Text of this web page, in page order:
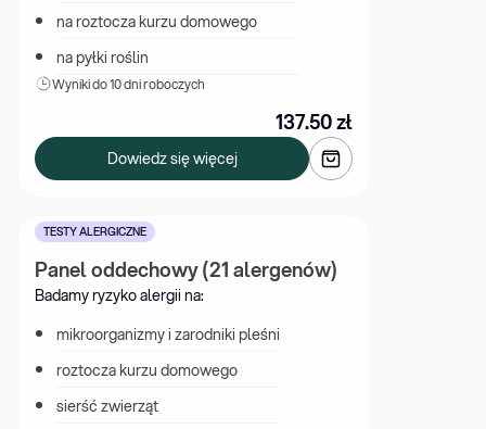
na roztocza kurzu domowego
na pyłki roślin
Wyniki do 10 dni roboczych
137.50zł
Dowiedz się więcej
TESTY ALERGICZNE
Panel oddechowy (21 alergenów)
Badamy ryzyko alergii na:
mikroorganizmy i zarodniki pleśni
roztocza kurzu domowego
sierść zwierząt